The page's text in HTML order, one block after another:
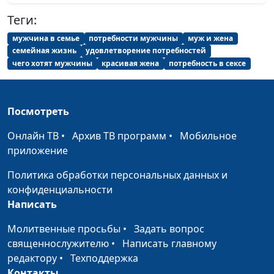
Женщина и старость
непримиримы?
Мария Вачева,
психолог, семейный
консультант
консультант
Женщина в гневе - в чем
причина?
Мария Вачева,
Самооценка: как найти
золотую середину?
Анна Богатская,
Мария Вачева,
Теги:
мужчина в семье потребности мужчины
муж и жена
семейная жизнь
удовлетворение потребностей
чего хотят мужчины
красивая жена потребность в сексе
Посмотреть
Онлайн ТВ • Архив ТВ программ • Мобильное
приложение
Политика обработки персональных данных и
конфиденциальности
Написать
Молитвенные просьбы • Задать вопрос
священнослужителю • Написать главному
редактору • Техподдержка